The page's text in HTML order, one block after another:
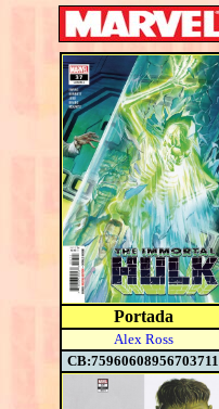
Portada
Alex Ross
CB:75960608956703711